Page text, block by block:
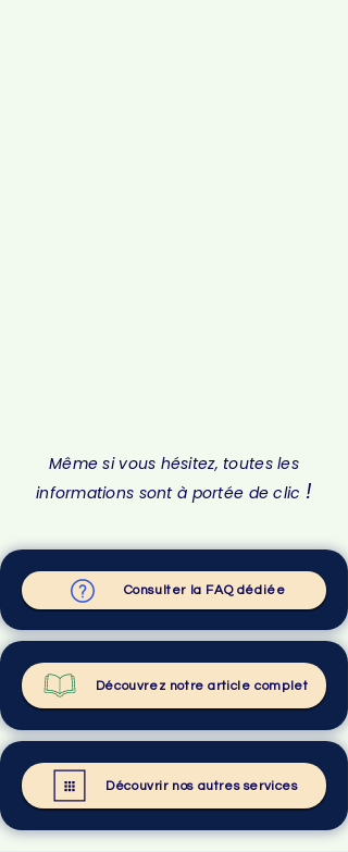
Même si vous hésitez, toutes les
informations sont à portée de clic !
Consulter la FAQ dédiée
Découvrez notre article complet
Découvrir nos autres services